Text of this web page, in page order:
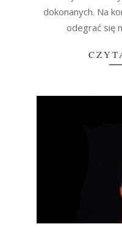
dokonanych. Na
odegrać się